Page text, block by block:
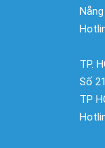
Nẵng
TP.
Số
TP